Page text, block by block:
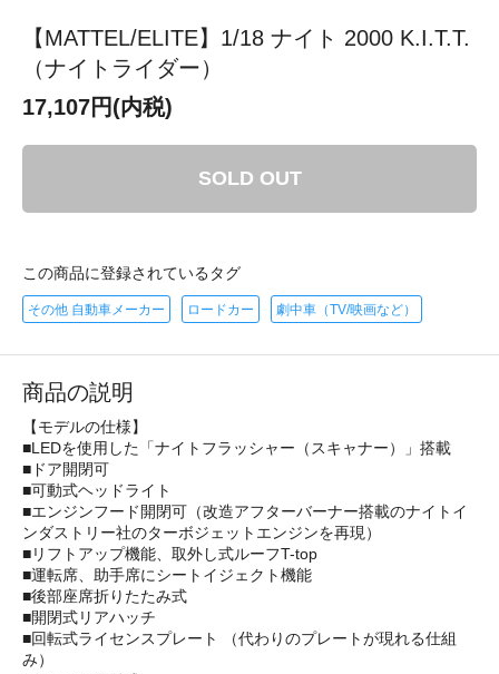
【MATTEL/ELITE】1/18 ナイト 2000 K.I.T.T.
（ナイトライダー）
17,107円(内税)
SOLD OUT
この商品に登録されているタグ
その他 自動車メーカー ロードカー 劇中車（TV/映画など）
商品の説明
【モデルの仕様】
■LEDを使用した「ナイトフラッシャー（スキャナー）」搭載
■ドア開閉可
■可動式ヘッドライト
■エンジンフード開閉可（改造アフターバーナー搭載のナイトイ
ンダストリー社のターボジェットエンジンを再現）
■リフトアップ機能、取外し式ルーフT-top
■運転席、助手席にシートイジェクト機能
■後部座席折りたたみ式
■開閉式リアハッチ
■回転式ライセンスプレート （代わりのプレートが現れる仕組
み）